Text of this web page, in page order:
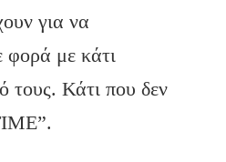
για να
φορά με κάτι
τους. Κάτι που δεν